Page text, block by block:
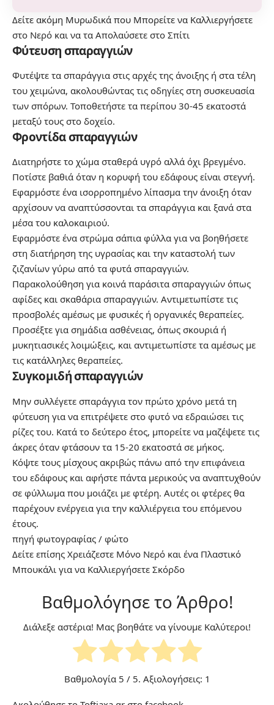
Δείτε ακόμη Μυρωδικά που Μπορείτε να Καλλιεργήσετε
στο Νερό και να τα Απολαύσετε στο Σπίτι
Φύτευση σπαραγγιών
Φυτέψτε τα σπαράγγια στις αρχές της άνοιξης ή στα τέλη
του χειμώνα, ακολουθώντας τις οδηγίες στη συσκευασία
των σπόρων. Τοποθετήστε τα περίπου 30-45 εκατοστά
μεταξύ τους στο δοχείο.
Φροντίδα σπαραγγιών
Διατηρήστε το χώμα σταθερά υγρό αλλά όχι βρεγμένο.
Ποτίστε βαθιά όταν η κορυφή του εδάφους είναι στεγνή.
Εφαρμόστε ένα ισορροπημένο λίπασμα την άνοιξη όταν
αρχίσουν να αναπτύσσονται τα σπαράγγια και ξανά στα
μέσα του καλοκαιριού.
Εφαρμόστε ένα στρώμα σάπια φύλλα για να βοηθήσετε
στη διατήρηση της υγρασίας και την καταστολή των
ζιζανίων γύρω από τα φυτά σπαραγγιών.
Παρακολούθηση για κοινά παράσιτα σπαραγγιών όπως
αφίδες και σκαθάρια σπαραγγιών. Αντιμετωπίστε τις
προσβολές αμέσως με φυσικές ή οργανικές θεραπείες.
Προσέξτε για σημάδια ασθένειας, όπως σκουριά ή
μυκητιασικές λοιμώξεις, και αντιμετωπίστε τα αμέσως με
τις κατάλληλες θεραπείες.
Συγκομιδή σπαραγγιών
Μην συλλέγετε σπαράγγια τον πρώτο χρόνο μετά τη
φύτευση για να επιτρέψετε στο φυτό να εδραιώσει τις
ρίζες του. Κατά το δεύτερο έτος, μπορείτε να μαζέψετε τις
άκρες όταν φτάσουν τα 15-20 εκατοστά σε μήκος.
Κόψτε τους μίσχους ακριβώς πάνω από την επιφάνεια
του εδάφους και αφήστε πάντα μερικούς να αναπτυχθούν
σε φύλλωμα που μοιάζει με φτέρη. Αυτές οι φτέρες θα
παρέχουν ενέργεια για την καλλιέργεια του επόμενου
έτους.
πηγή φωτογραφίας / φώτο
Δείτε επίσης Χρειάζεστε Μόνο Νερό και ένα Πλαστικό
Μπουκάλι για να Καλλιεργήσετε Σκόρδο
Βαθμολόγησε το Άρθρο!
Διάλεξε αστέρια! Μας βοηθάτε να γίνουμε Καλύτεροι!
Βαθμολογία 5 / 5. Αξιολογήσεις: 1